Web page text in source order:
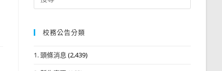
for:
校務公告分類
1. 頭條消息 (2,439)